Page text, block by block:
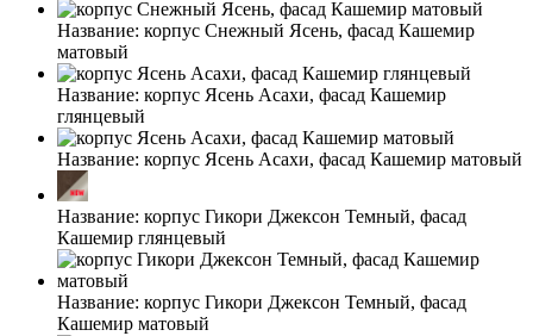
Название: корпус Снежный Ясень, фасад Кашемир
матовый
Название: корпус Ясень Асахи, фасад Кашемир
глянцевый
Название: корпус Ясень Асахи, фасад Кашемир матовый
Название: корпус Гикори Джексон Темный, фасад
Кашемир глянцевый
Название: корпус Гикори Джексон Темный, фасад
Кашемир матовый